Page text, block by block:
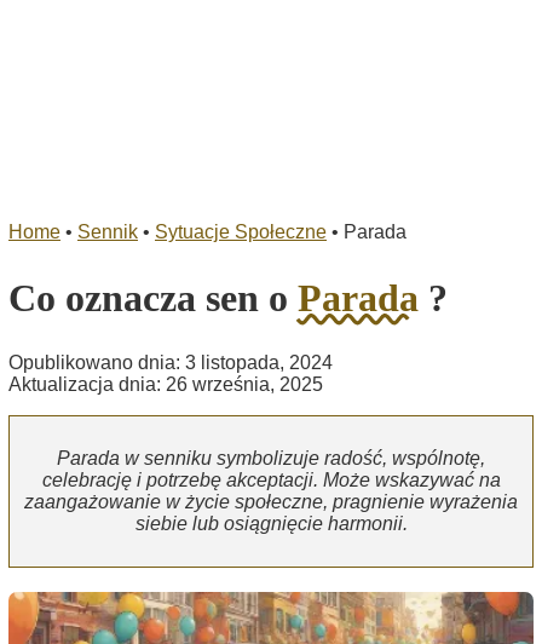
Home • Sennik • Sytuacje Społeczne • Parada
Co oznacza sen o Parada ?
Opublikowano dnia: 3 listopada, 2024
Aktualizacja dnia: 26 września, 2025
Parada w senniku symbolizuje radość, wspólnotę,
celebrację i potrzebę akceptacji. Może wskazywać na
zaangażowanie w życie społeczne, pragnienie wyrażenia
siebie lub osiągnięcie harmonii.